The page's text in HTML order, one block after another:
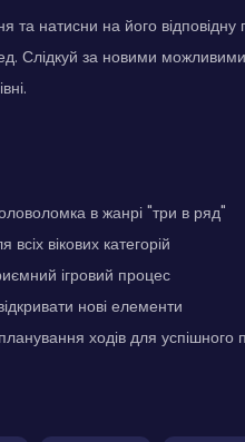
та натисни на його
Слідкуй за новими
в жанрі "три в ряд"
вікових категорій
ігровий процес
нові елементи
ходів для успішного